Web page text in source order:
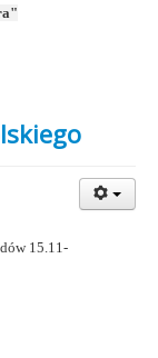
15.11-